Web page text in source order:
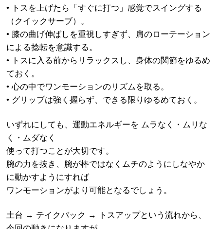
• トスを上げたら「すぐに打つ」感覚でスイングする
（クイックサーブ）。
• 膝の曲げ伸ばしを重視しすぎず、肩のローテーション
による捻転を意識する。
• トスに入る前からリラックスし、身体の関節をゆるめ
ておく。
• 心の中でワンモーションのリズムを取る。
• グリップは強く握らず、できる限りゆるめておく。
いずれにしても、運動エネルギーを ムラなく・ムリな
く・ムダなく
使って打つことが大切です。
腕の力を抜き、腕が棒ではなくムチのようにしなやか
に動かすようにすれば
ワンモーションがより可能となるでしょう。
土台 → テイクバック → トスアップという流れから、